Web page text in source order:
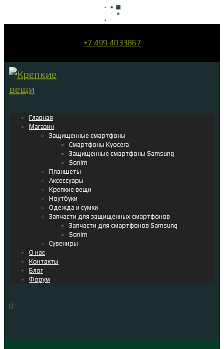
+7 499 4033867
Главная
Магазин
Защищенные смартфоны
Смартфоны Kyocera
Защищенные смартфоны Samsung
Sonim
Планшеты
Аксессуары
Крепкие вещи
Ноутбуки
Одежда и сумки
Запчасти для защищенных смартфонов
Запчасти для смартфонов Samsung
Sonim
Сувениры
О нас
Контакты
Блог
Форум
0